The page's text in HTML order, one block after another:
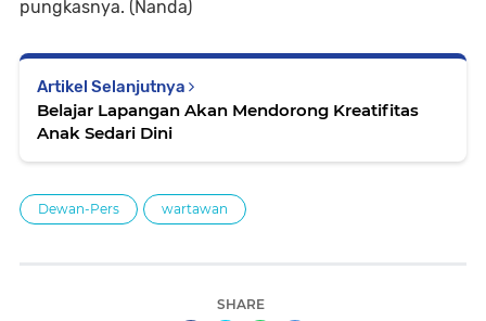
pungkasnya. (Nanda)
Artikel Selanjutnya
Belajar Lapangan Akan Mendorong Kreatifitas
Anak Sedari Dini
Dewan-Pers wartawan
SHARE